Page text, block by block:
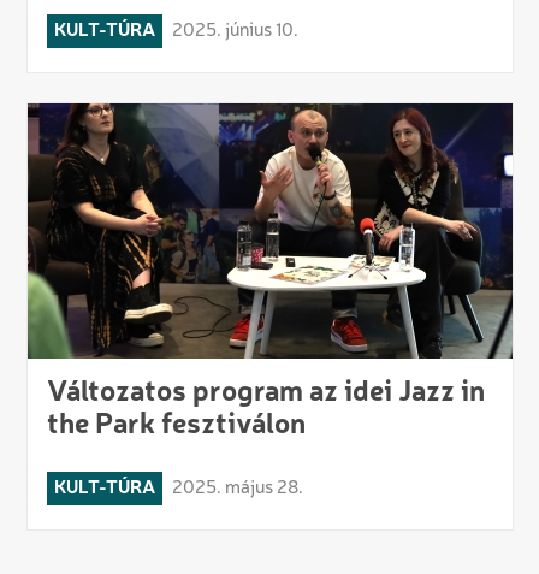
KULT-TÚRA 2025. június 10.
Változatos program az idei Jazz in
the Park fesztiválon
KULT-TÚRA 2025. május 28.